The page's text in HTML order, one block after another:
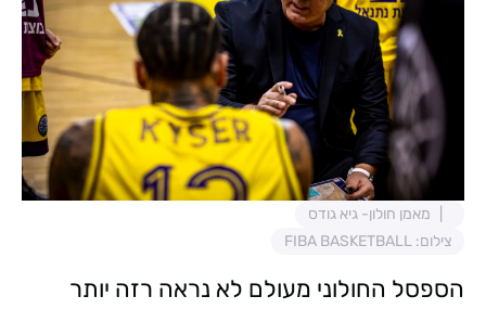
מאמן חולון- גיא גודס
צילום: FIBA BASKETBALL
הספסל החולוני מעולם לא נראה רזה יותר